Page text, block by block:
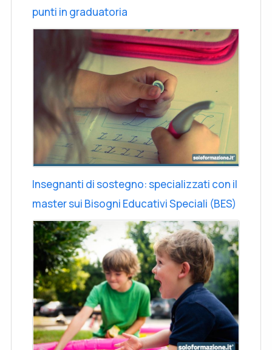
punti in graduatoria
Insegnanti di sostegno: specializzati con il
master sui Bisogni Educativi Speciali (BES)